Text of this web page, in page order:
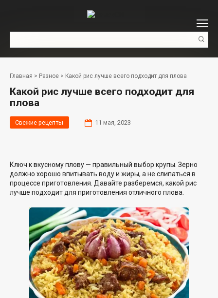
Главная > Разное > Какой рис лучше всего подходит для плова
Какой рис лучше всего подходит для
плова
Свежие рецепты 11 мая, 2023
Ключ к вкусному плову — правильный выбор крупы. Зерно
должно хорошо впитывать воду и жиры, а не слипаться в
процессе приготовления. Давайте разберемся, какой рис
лучше подходит для приготовления отличного плова.